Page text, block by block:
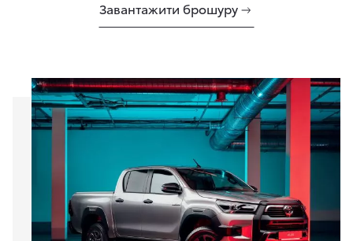
Завантажити брошуру